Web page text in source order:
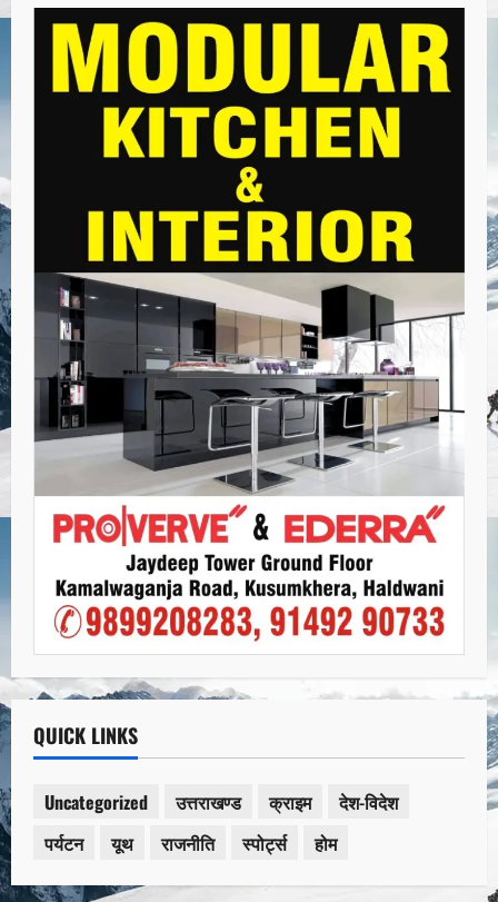
QUICK LINKS
Uncategorized उत्तराखण्ड क्राइम
देश-विदेश
पर्यटन
यूथ राजनीति स्पोर्ट्स होम